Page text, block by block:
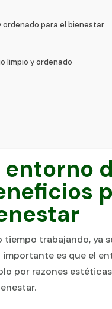
para el bienestar
limpio y ordenado
trabajando, ya
es que el
por razones